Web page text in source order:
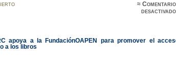
≈
apoya a la FundaciónOAPEN para promover el
a los libros